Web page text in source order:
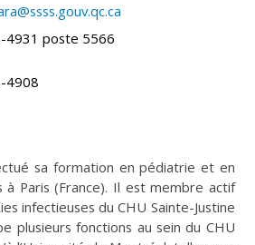
4931 poste 5566
4908
sa formation en pédiatrie et en
à Paris (France). Il est membre actif
infectieuses du CHU Sainte-Justine
plusieurs fonctions au sein du CHU